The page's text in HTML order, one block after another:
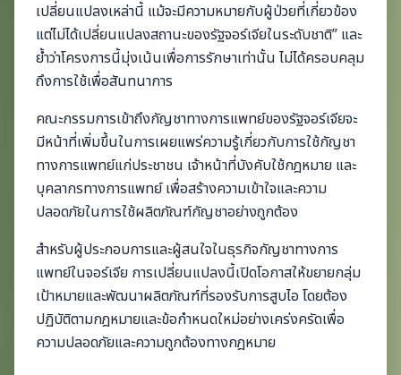
เปลี่ยนแปลงเหล่านี้ แม้จะมีความหมายกับผู้ป่วยที่เกี่ยวข้อง
แต่ไม่ได้เปลี่ยนแปลงสถานะของรัฐจอร์เจียในระดับชาติ” และ
ย้ำว่าโครงการนี้มุ่งเน้นเพื่อการรักษาเท่านั้น ไม่ได้ครอบคลุม
ถึงการใช้เพื่อสันทนาการ
คณะกรรมการเข้าถึงกัญชาทางการแพทย์ของรัฐจอร์เจียจะ
มีหน้าที่เพิ่มขึ้นในการเผยแพร่ความรู้เกี่ยวกับการใช้กัญชา
ทางการแพทย์แก่ประชาชน เจ้าหน้าที่บังคับใช้กฎหมาย และ
บุคลากรทางการแพทย์ เพื่อสร้างความเข้าใจและความ
ปลอดภัยในการใช้ผลิตภัณฑ์กัญชาอย่างถูกต้อง
สำหรับผู้ประกอบการและผู้สนใจในธุรกิจกัญชาทางการ
แพทย์ในจอร์เจีย การเปลี่ยนแปลงนี้เปิดโอกาสให้ขยายกลุ่ม
เป้าหมายและพัฒนาผลิตภัณฑ์ที่รองรับการสูบไอ โดยต้อง
ปฏิบัติตามกฎหมายและข้อกำหนดใหม่อย่างเคร่งครัดเพื่อ
ความปลอดภัยและความถูกต้องทางกฎหมาย